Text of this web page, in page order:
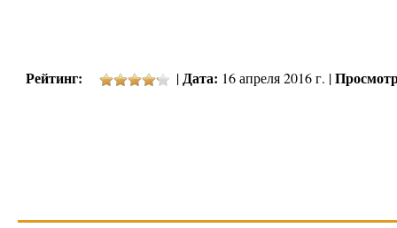
Рейтинг: |Дата: 16 апреля 2016 г. |